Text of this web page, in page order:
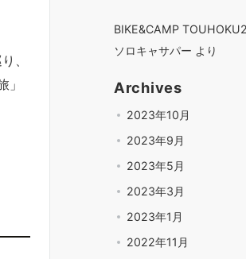
、
BIKE&CAMP
ソロキャサパー より
Archives
2023年10月
2023年9月
2023年5月
2023年3月
2023年1月
2022年11月